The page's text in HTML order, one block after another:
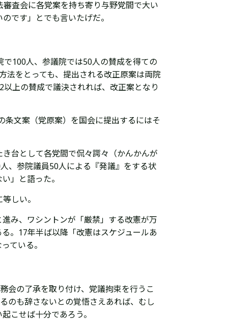
査会に各党案を持ち寄り与野党間で大い
です」とでも言いたげだ。
100人、参議院では50人の賛成を得ての
法をとっても、提出される改正原案は両院
上の賛成で議決されれば、改正案となり
条文案（党原案）を国会に提出するにはそ
台として各党間で侃々諤々（かんかんが
、参院議員50人による『発議』をする状
」と語った。
しい。
み、ワシントンが「厳禁」する改憲が万
。17年半ば以降「改憲はスケジュールあ
ている。
会の了承を取り付け、党議拘束を行うこ
のも辞さないとの覚悟さえあれば、むし
こせば十分であろう。